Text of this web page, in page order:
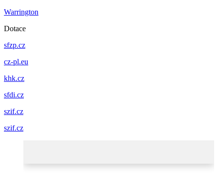
Warrington
Dotace
sfzp.cz
cz-pl.eu
khk.cz
sfdi.cz
szif.cz
szif.cz